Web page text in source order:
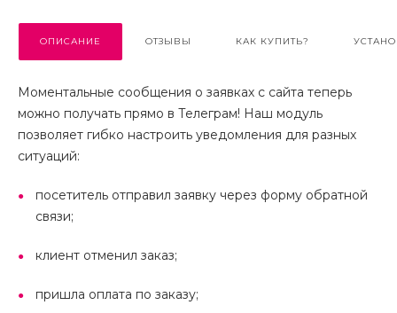
ОПИСАНИЕ ОТЗЫВЫ КАК КУПИТЬ?
Моментальные сообщения о заявках с сайта теперь
можно получать прямо в Телеграм! Наш модуль
позволяет гибко настроить уведомления для разных
ситуаций:
посетитель отправил заявку через форму обратной
связи;
клиент отменил заказ;
пришла оплата по заказу;